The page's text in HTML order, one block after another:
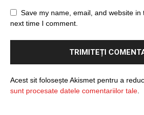
Save my name, email, and website in
next time I comment.
Acest sit folosește Akismet pentru a
sunt procesate datele comentariilor tale